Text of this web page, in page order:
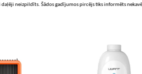
neizpildīts. Šādos gadījumos pircējs tiks informēts